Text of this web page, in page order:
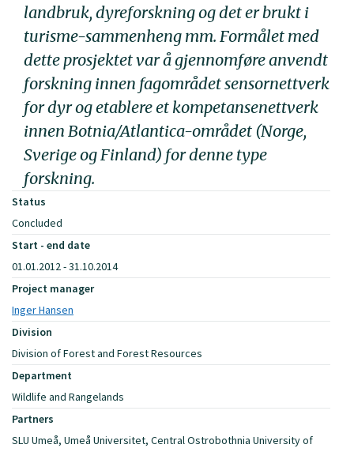
landbruk, dyreforskning og det er brukt i
turisme-sammenheng mm. Formålet med
dette prosjektet var å gjennomføre anvendt
forskning innen fagområdet sensornettverk
for dyr og etablere et kompetansenettverk
innen Botnia/Atlantica-området (Norge,
Sverige og Finland) for denne type
forskning.
Status
Concluded
Start - end date
01.01.2012 - 31.10.2014
Project manager
Inger Hansen
Division
Division of Forest and Forest Resources
Department
Wildlife and Rangelands
Partners
SLU Umeå, Umeå Universitet, Central Ostrobothnia University of